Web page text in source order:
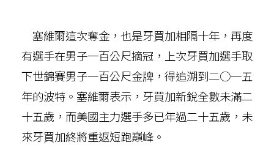
塞維爾這次奪金，也是牙買加相隔十年，再度
有選手在男子一百公尺摘冠，上次牙買加選手取
下世錦賽男子一百公尺金牌，得追溯到二○一五
年的波特。塞維爾表示，牙買加新銳全數未滿二
十五歲，而美國主力選手多已年過二十五歲，未
來牙買加終將重返短跑巔峰。